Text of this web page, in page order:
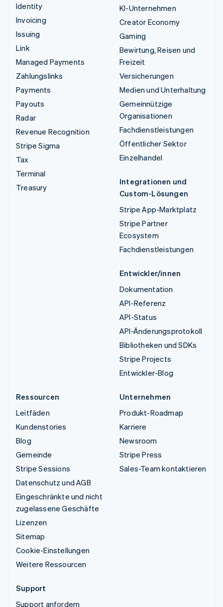
Identity
Invoicing
Issuing
Link
Managed Payments
Zahlungslinks
Payments
Payouts
Radar
Revenue Recognition
Stripe Sigma
Tax
Terminal
Treasury
KI-Unternehmen
Creator Economy
Gaming
Bewirtung, Reisen und
Freizeit
Versicherungen
Medien und Unterhaltung
Gemeinnützige
Organisationen
Fachdienstleistungen
Öffentlicher Sektor
Einzelhandel
Integrationen und
Custom-Lösungen
Stripe App-Marktplatz
Stripe Partner
Ecosystem
Fachdienstleistungen
Entwickler/innen
Dokumentation
API-Referenz
API-Status
API-Änderungsprotokoll
Bibliotheken und SDKs
Stripe Projects
Entwickler-Blog
Ressourcen
Leitfäden
Kundenstories
Blog
Gemeinde
Stripe Sessions
Datenschutz und AGB
Eingeschränkte und nicht
zugelassene Geschäfte
Lizenzen
Sitemap
Cookie-Einstellungen
Weitere Ressourcen
Unternehmen
Produkt-Roadmap
Karriere
Newsroom
Stripe Press
Sales-Team kontaktieren
Support
Support anfordern